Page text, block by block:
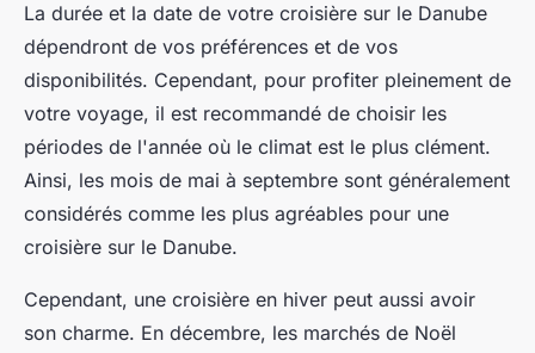
La durée et la date de votre croisière sur le Danube
dépendront de vos préférences et de vos
disponibilités. Cependant, pour profiter pleinement de
votre voyage, il est recommandé de choisir les
périodes de l'année où le climat est le plus clément.
Ainsi, les mois de mai à septembre sont généralement
considérés comme les plus agréables pour une
croisière sur le Danube.
Cependant, une croisière en hiver peut aussi avoir
son charme. En décembre, les marchés de Noël